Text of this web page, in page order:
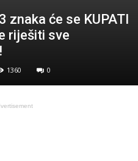
znaka će se KUPATI
riješiti sve
1360 0